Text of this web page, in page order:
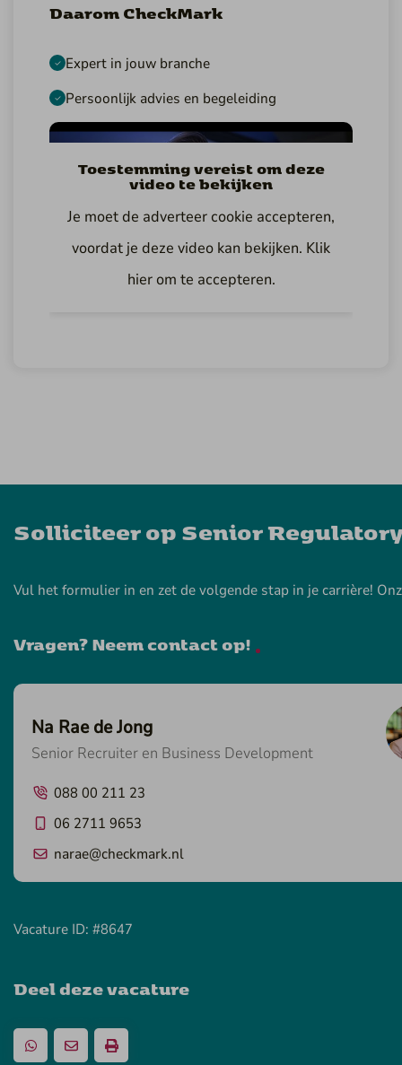
Daarom CheckMark
Expert in jouw branche
Persoonlijk advies en begeleiding
Toestemming vereist om deze
video te bekijken
Je moet de adverteer cookie accepteren,
voordat je deze video kan bekijken. Klik
hier om te accepteren.
Solliciteer op Senior
Vul het formulier in en zet de volgende stap in je carrière!
Vragen? Neem contact op!
Na Rae de Jong
Senior Recruiter en Business Development
088 00 211 23
06 2711 9653
narae@checkmark.nl
Vacature ID: #8647
Deel deze vacature